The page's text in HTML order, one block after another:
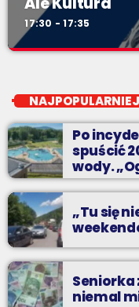
17:30 - 17:35
Teatr, kino, muzyka,
kulturalnego człowieka.
Po
spuścić
wody.
praca”
„Tu się
Seniorka
niemal